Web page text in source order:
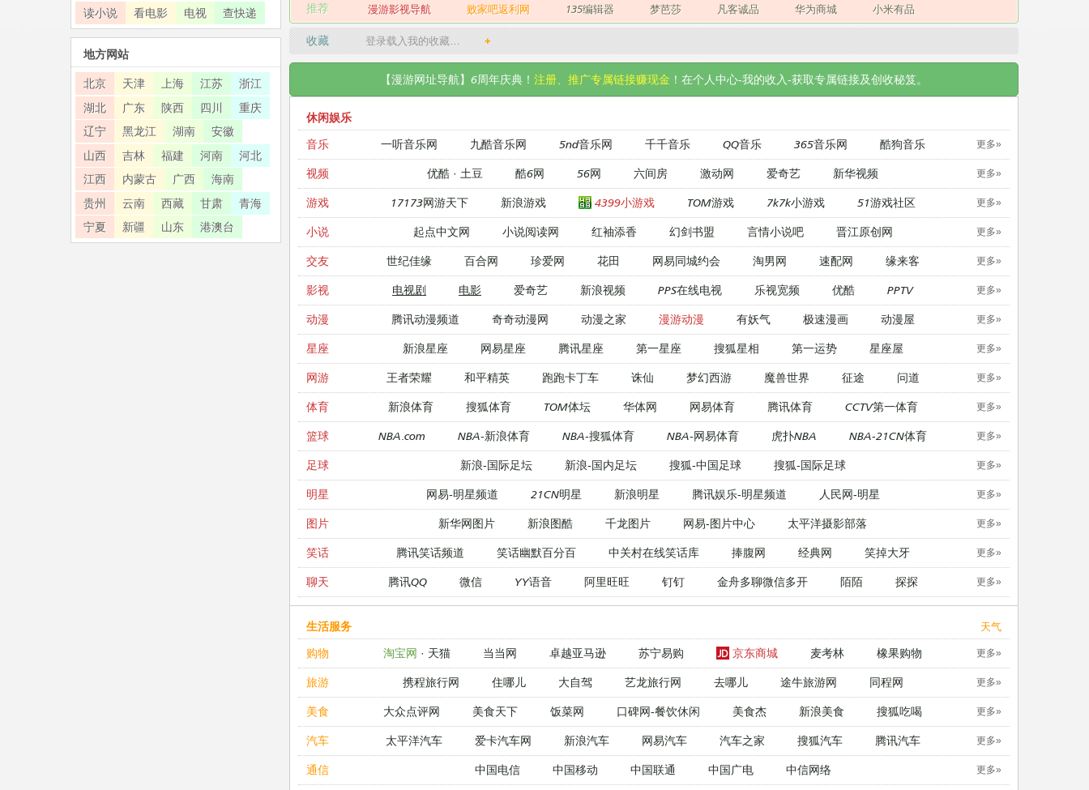
推荐 漫游影视导航 败家吧返利网 135编辑器 梦芭莎 凡客诚品 华为商城 小米有品
收藏 登录载入我的收藏… +
【漫游网址导航】6周年庆典！ 注册、推广专属链接赚现金 ！在个人中心-我的收入-获取专属链接及创收秘笈。
休闲娱乐
音乐
一听音乐网 九酷音乐网 5nd音乐网 千千音乐 QQ音乐 365音乐网 酷狗音乐 更多»
视频 优酷 · 土豆 酷6网 56网 六间房 激动网 爱奇艺 新华视频 更多»
游戏 17173网游天下 新浪游戏 4399小游戏 TOM游戏 7k7k小游戏 51游戏社区 更多»
小说 起点中文网 小说阅读网 红袖添香 幻剑书盟 言情小说吧 晋江原创网 更多»
交友 世纪佳缘 百合网 珍爱网 花田 网易同城约会 淘男网 速配网 缘来客 更多»
影视 电视剧 电影 爱奇艺 新浪视频 PPS在线电视 乐视宽频 优酷 PPTV 更多»
动漫 腾讯动漫频道 奇奇动漫网 动漫之家 漫游动漫 有妖气 极速漫画 动漫屋 更多»
星座 新浪星座 网易星座 腾讯星座 第一星座 搜狐星相 第一运势 星座屋 更多»
网游 王者荣耀 和平精英 跑跑卡丁车 诛仙 梦幻西游 魔兽世界 征途 问道 更多»
体育 新浪体育 搜狐体育 TOM体坛 华体网 网易体育 腾讯体育 CCTV第一体育 更多»
篮球 NBA.com NBA-新浪体育 NBA-搜狐体育 NBA-网易体育 虎扑NBA NBA-21CN体育 更多»
足球 新浪-国际足坛 新浪-国内足坛 搜狐-中国足球 搜狐-国际足球 更多»
明星 网易-明星频道 21CN明星 新浪明星 腾讯娱乐-明星频道 人民网-明星 更多»
图片 新华网图片 新浪图酷 千龙图片 网易-图片中心 太平洋摄影部落 更多»
笑话 腾讯笑话频道 笑话幽默百分百 中关村在线笑话库 捧腹网 经典网 笑掉大牙 更多»
聊天 腾讯QQ 微信 YY语音 阿里旺旺 钉钉 金舟多聊微信多开 陌陌 探探 更多»
天气
生活服务
购物
淘宝网 · 天猫 当当网 卓越亚马逊 苏宁易购 京东商城 麦考林 橡果购物 更多»
旅游 携程旅行网 住哪儿 大自驾 艺龙旅行网 去哪儿 途牛旅游网 同程网 更多»
美食 大众点评网 美食天下 饭菜网 口碑网-餐饮休闲 美食杰 新浪美食 搜狐吃喝 更多»
汽车 太平洋汽车 爱卡汽车网 新浪汽车 网易汽车 汽车之家 搜狐汽车 腾讯汽车 更多»
通信 中国电信 中国移动 中国联通 中国广电 中信网络 更多»
读小说
看电影 电视 查快递
地方网站
北京 天津 上海 江苏
浙江
湖北
广东 陕西 四川
重庆
辽宁
黑龙江 湖南
安徽
山西
吉林 福建 河南
河北
江西
内蒙古 广西
海南
贵州
云南 西藏 甘肃
青海
宁夏
新疆 山东 港澳台